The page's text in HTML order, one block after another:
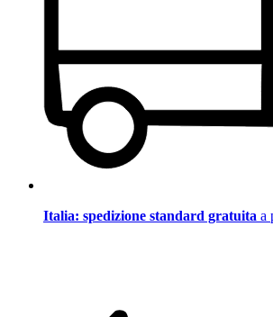
Italia: spedizione standard gratuita a